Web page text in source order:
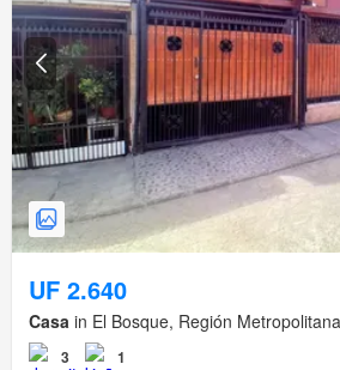
UF 2.640
Casa in El Bosque, Región
3 1